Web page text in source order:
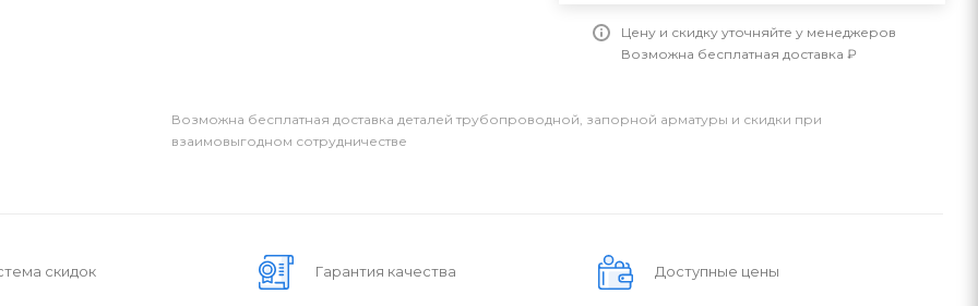
Цену и скидку уточняйте у менеджеров
Возможна бесплатная доставка ₽
Возможна бесплатная доставка деталей трубопроводной, запорной арматуры и скидки при
взаимовыгодном сотрудничестве
скидок Гарантия качества Доступные цены